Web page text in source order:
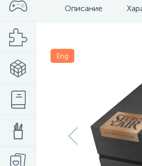
Описание
Eng